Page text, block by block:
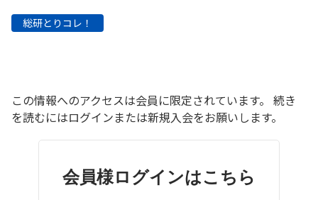
総研とりコレ！
この情報へのアクセスは会員に限定されています。 続き
を読むにはログインまたは新規入会をお願いします。
会員様ログインはこちら